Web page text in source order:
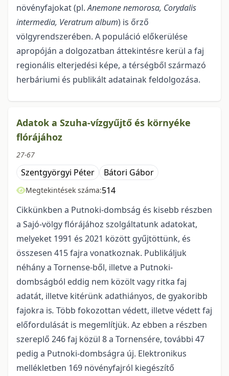
növényfajokat (pl.Anemone nemorosa, Corydalis
intermedia, Veratrum album) is őrző
völgyrendszerében. A populáció előkerülése
apropóján a dolgozatban áttekintésre kerül a faj
regionális elterjedési képe, a térségből származó
herbáriumi és publikált adatainak feldolgozása.
Adatok a Szuha-vízgyűjtő és környéke
flórájához
27-67
Szentgyörgyi Péter Bátori Gábor
Megtekintések száma:514
Cikkünkben a Putnoki-dombság és kisebb részben
a Sajó-völgy flórájához szolgáltatunk adatokat,
melyeket 1991 és 2021 között gyűjtöttünk, és
összesen 415 fajra vonatkoznak. Publikáljuk
néhány a Tornense-ből, illetve a Putnoki-
dombságból eddig nem közölt vagy ritka faj
adatát, illetve kitérünk adathiányos, de gyakoribb
fajokra is. Több foko­zottan védett, illetve védett faj
előfordulását is megemlítjük. Az ebben a részben
szereplő 246 faj közül 8 a Tornensére, további 47
pedig a Putnoki-dombságra új. Elektronikus
mellék­letben 169 növényfajról kiegészítő